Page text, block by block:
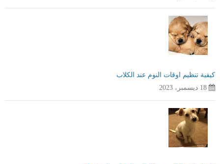
كيفية تنظيم اوقات النوم عند الكلاب
18 ديسمبر، 2023